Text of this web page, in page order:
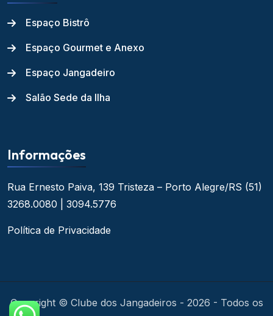
Espaço Bistrô
Espaço Gourmet e Anexo
Espaço Jangadeiro
Salão Sede da Ilha
Informações
Rua Ernesto Paiva, 139 Tristeza – Porto Alegre/RS (51)
3268.0080 | 3094.5776
Política de Privacidade
Copyright © Clube dos Jangadeiros - 2026 - Todos os